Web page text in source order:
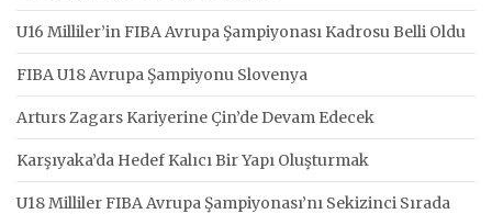
U16 Milliler’in FIBA Avrupa Şampiyonası Kadrosu Belli Oldu
FIBA U18 Avrupa Şampiyonu Slovenya
Arturs Zagars Kariyerine Çin’de Devam Edecek
Karşıyaka’da Hedef Kalıcı Bir Yapı Oluşturmak
U18 Milliler FIBA Avrupa Şampiyonası’nı Sekizinci Sırada